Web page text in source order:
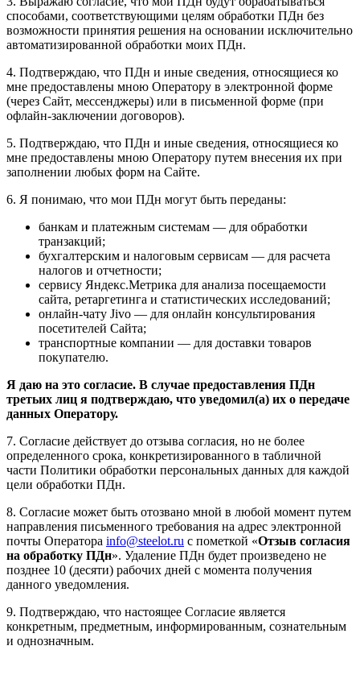
способами, соответствующими целям обработки ПДн без
возможности принятия решения на основании исключительно
автоматизированной обработки моих ПДн.
4. Подтверждаю, что ПДн и иные сведения, относящиеся ко
мне предоставлены мною Оператору в электронной форме
(через Сайт, мессенджеры) или в письменной форме (при
офлайн-заключении договоров).
5. Подтверждаю, что ПДн и иные сведения, относящиеся ко
мне предоставлены мною Оператору путем внесения их при
заполнении любых форм на Сайте.
6. Я понимаю, что мои ПДн могут быть переданы:
банкам и платежным системам — для обработки
транзакций;
бухгалтерским и налоговым сервисам — для расчета
налогов и отчетности;
сервису Яндекс.Метрика для анализа посещаемости
сайта, ретаргетинга и статистических исследований;
онлайн-чату Jivo — для онлайн консультирования
посетителей Сайта;
транспортные компании — для доставки товаров
покупателю.
Я даю на это согласие. В случае предоставления ПДн
третьих лиц я подтверждаю, что уведомил(а) их о передаче
данных Оператору.
7. Согласие действует до отзыва согласия, но не более
определенного срока, конкретизированного в табличной
части Политики обработки персональных данных для каждой
цели обработки ПДн.
8. Согласие может быть отозвано мной в любой момент путем
направления письменного требования на адрес электронной
почты Оператора info@steelot.ru с пометкой «Отзыв согласия
на обработку ПДн». Удаление ПДн будет произведено не
позднее 10 (десяти) рабочих дней с момента получения
данного уведомления.
9. Подтверждаю, что настоящее Согласие является
конкретным, предметным, информированным, сознательным
и однозначным.